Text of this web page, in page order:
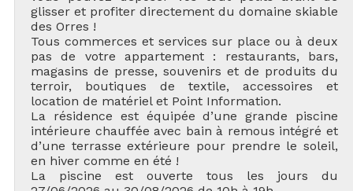
glisser et profiter directement du domaine skiable
des Orres !
Tous commerces et services sur place ou à deux
pas de votre appartement : restaurants, bars,
magasins de presse, souvenirs et de produits du
terroir, boutiques de textile, accessoires et
location de matériel et Point Information.
La résidence est équipée d’une grande piscine
intérieure chauffée avec bain à remous intégré et
d’une terrasse extérieure pour prendre le soleil,
en hiver comme en été !
La piscine est ouverte tous les jours du